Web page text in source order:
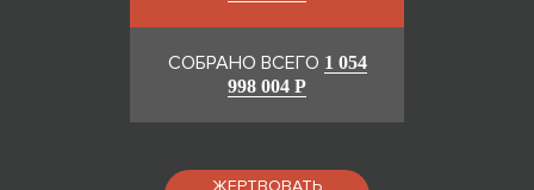
СОБРАНО ВСЕГО 1 054
998 004 Р
ЖЕРТВОВАТЬ